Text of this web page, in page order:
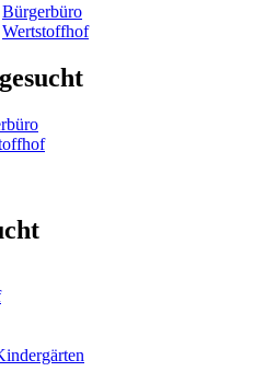
Bürgerbüro
Wertstoffhof